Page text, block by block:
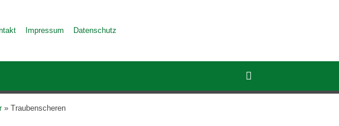
Impressum Datenschutz
» Traubenscheren